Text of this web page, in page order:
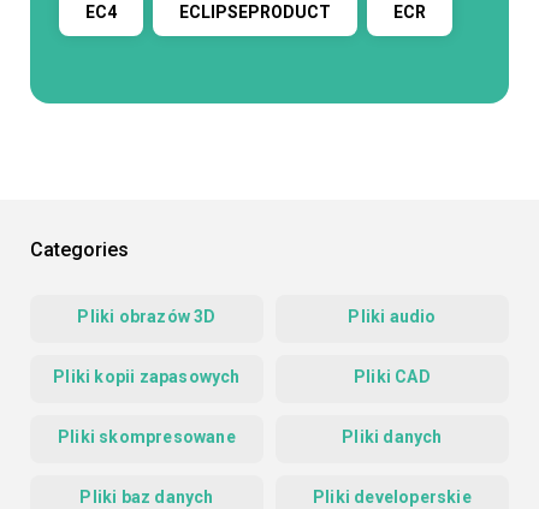
EC4 ECLIPSEPRODUCT ECR
Categories
Pliki obrazów 3D Pliki audio
Pliki kopii zapasowych Pliki CAD
Pliki skompresowane Pliki danych
Pliki baz danych Pliki developerskie